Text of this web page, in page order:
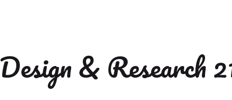
Design & Research